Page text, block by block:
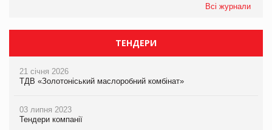
Всі журнали
ТЕНДЕРИ
21 січня 2026
ТДВ «Золотоніський маслоробний комбінат»
03 липня 2023
Тендери компанії